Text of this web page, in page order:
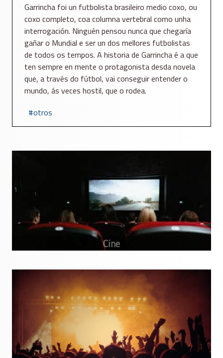
Garrincha foi un futbolista brasileiro medio coxo, ou
coxo completo, coa columna vertebral como unha
interrogación. Ninguén pensou nunca que chegaría
gañar o Mundial e ser un dos mellores futbolistas
de todos os tempos. A historia de Garrincha é a que
ten sempre en mente o protagonista desda novela
que, a través do fútbol, vai conseguir entender o
mundo, ás veces hostil, que o rodea.
otros